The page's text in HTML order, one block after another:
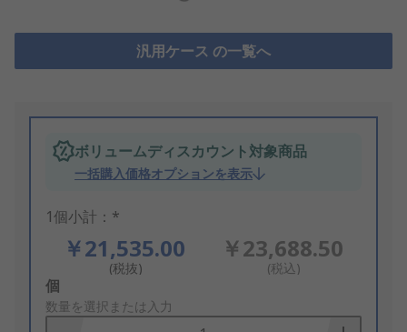
汎用ケース の一覧へ
ボリュームディスカウント対象商品
一括購入価格オプションを表示
1個小計：*
￥21,535.00
(税抜)
￥23,688.50
(税込)
Add
to
個
数量を選択または入力